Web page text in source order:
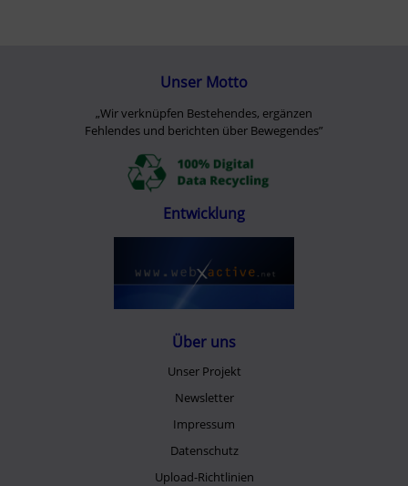
Unser Motto
„Wir verknüpfen Bestehendes, ergänzen
Fehlendes und berichten über Bewegendes”
Entwicklung
Über uns
Unser Projekt
Newsletter
Impressum
Datenschutz
Upload-Richtlinien